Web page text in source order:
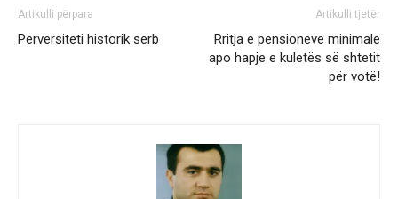
Artikulli përpara
Perversiteti historik serb
Artikulli tjetër
Rritja e pensioneve minimale
apo hapje e kuletës së shtetit
për votë!